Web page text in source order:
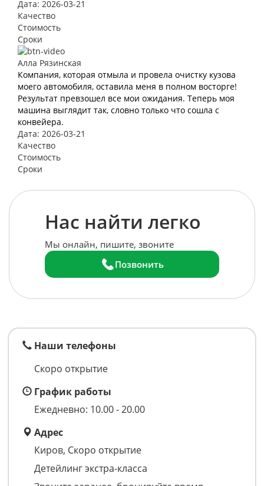
Дата: 2026-03-21
Качество
Стоимость
Сроки
Алла Рязинская
Компания, которая отмыла и провела очистку кузова
моего автомобиля, оставила меня в полном восторге!
Результат превзошел все мои ожидания. Теперь моя
машина выглядит так, словно только что сошла с
конвейера.
Дата: 2026-03-21
Качество
Стоимость
Сроки
Нас найти легко
Мы онлайн, пишите, звоните
Позвонить
Наши телефоны
Скоро открытие
График работы
Ежедневно: 10.00 - 20.00
Адрес
Киров, Скоро открытие
Детейлинг экстра-класса